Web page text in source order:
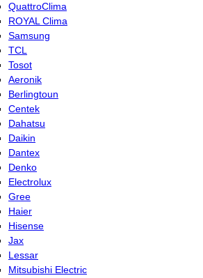
QuattroClima
ROYAL Clima
Samsung
TCL
Tosot
Aeronik
Berlingtoun
Centek
Dahatsu
Daikin
Dantex
Denko
Electrolux
Gree
Haier
Hisense
Jax
Lessar
Mitsubishi Electric